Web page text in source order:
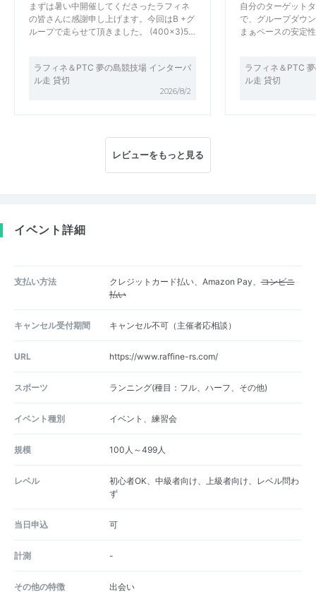
まずは暑い中開催してくださったラフィネ
の皆さんに感謝申し上げます。今回はB +グ
ループで走らせて頂きました。 (400×3)5…
ラフィネ＆PTC 夢の島競技場 インターバ
ル走 貸切
2026/8/2
自分のターゲッ
で、グループダウ
まぁペースの安定
ラフィネ＆PTC
ル走 貸切
レビューをもっと見る
イベント詳細
支払い方法 クレジットカード払い、Amazon Pay、コンビニ
払い
キャンセル受付期間 キャンセル不可（主催者応相談）
URL https://www.raffine-rs.com/
スポーツ ランニング(種目：フル、ハーフ、その他)
イベント種別 イベント、練習会
規模 100人～499人
レベル
初心者OK、中級者向け、上級者向け、レベル問わ
ず
当日申込 可
計測 -
その他の特徴 出会い